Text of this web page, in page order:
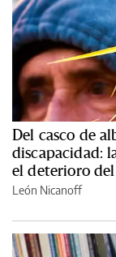
Del casco de
discapacidad:
el deterioro
León Nicanoff